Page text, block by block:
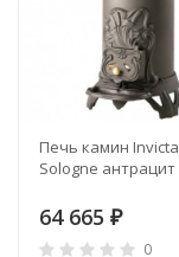
Печь камин Invicta
Sologne антрацит
64 665 ₽
0